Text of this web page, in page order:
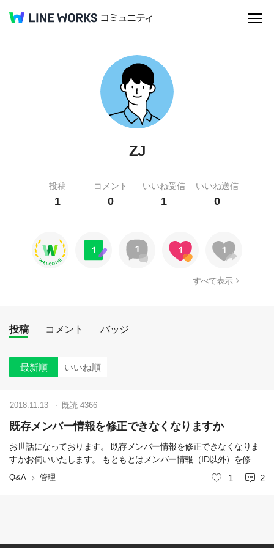
ZJ
投稿
1
コメント
0
いいね受信
1
いいね送信
0
すべて表示
投稿 コメント バッジ
最新順 いいね順
既存メンバー情報を修正できなくなりますか
お世話になっております。 既存メンバー情報を修正できなくなりま
すかお伺いいたします。 もともとはメンバー情報（ID以外）を修正
できますが、 今は修正ボータンがなさそうです。 言語修正したいで
Q&A 管理
2018.11.13 既読 4366
いいね
1 2